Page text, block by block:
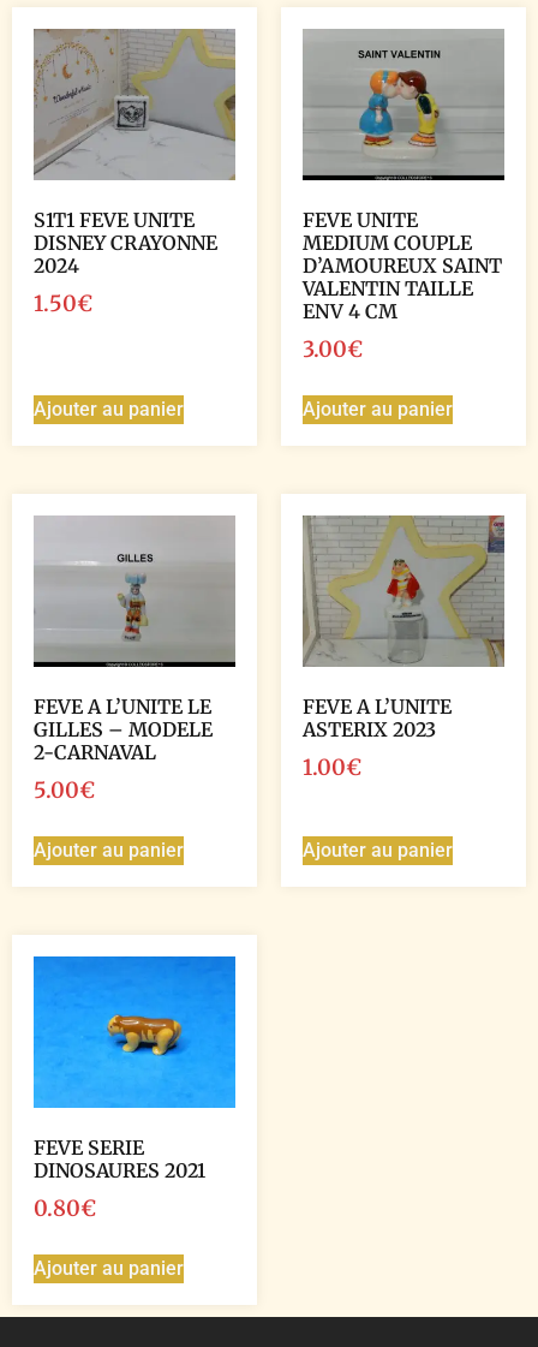
S1T1 FEVE UNITE
DISNEY CRAYONNE
2024
1.50€
Ajouter au panier
FEVE UNITE
MEDIUM COUPLE
D’AMOUREUX SAINT
VALENTIN TAILLE
ENV 4 CM
3.00€
Ajouter au panier
FEVE A L’UNITE LE
GILLES – MODELE
2-CARNAVAL
5.00€
Ajouter au panier
FEVE A L’UNITE
ASTERIX 2023
1.00€
Ajouter au panier
FEVE SERIE
DINOSAURES 2021
0.80€
Ajouter au panier